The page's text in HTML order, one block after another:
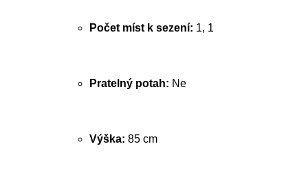
Počet míst k sezení: 1, 1
Pratelný potah: Ne
Výška: 85 cm